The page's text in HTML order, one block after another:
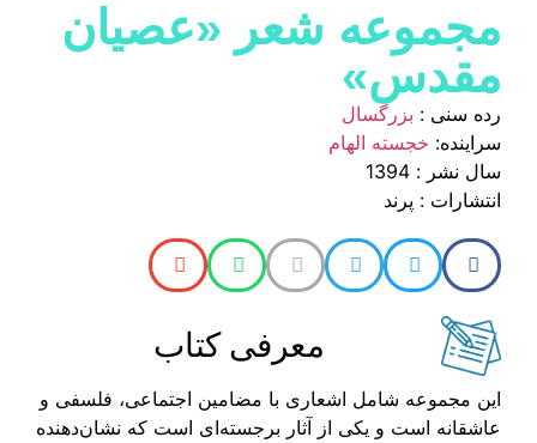
مجموعه شعر «عصیان
مقدس»
رده سنی : بزرگسال
سراینده: خجسته الهام
سال نشر : 1394
انتشارات : پرند
معرفی کتاب
این مجموعه شامل اشعاری با مضامین اجتماعی، فلسفی و
عاشقانه است و یکی از آثار برجسته‌ای است که نشان‌دهنده